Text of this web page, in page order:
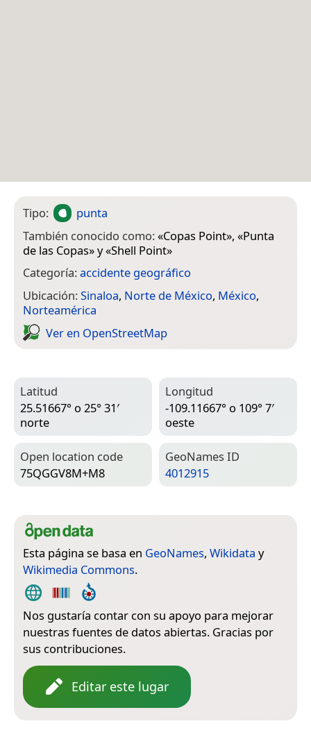
Tipo:
punta
También conocido como:«Copas Point», «Punta
de las Copas» y «Shell Point»
Categoría:accidente geográfico
Ubicación:Sinaloa, Norte de México, México,
Norteamérica
Ver en Open­Street­Map
Latitud
25.51667° o 25° 31′
norte
Longitud
-109.11667° o 109° 7′
oeste
Open location code
75QGGV8M+M8
Geo­Names ID
4012915
Esta página se basa en GeoNames, Wikidata y
Wikimedia Commons.
Nos gustaría contar con su apoyo para mejorar
nuestras fuentes de datos abiertas. Gracias por
sus contribuciones.
Editar este lugar